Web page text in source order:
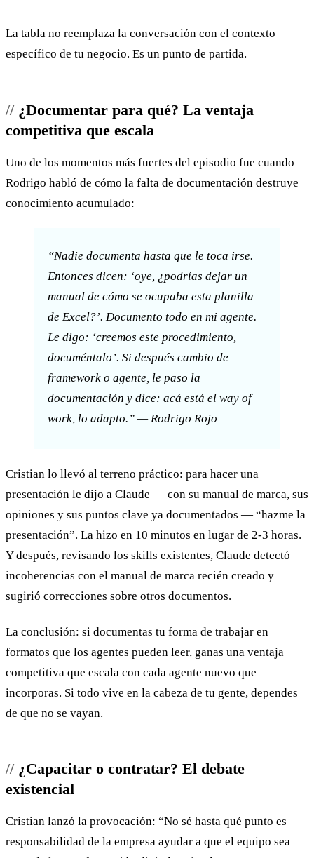
La tabla no reemplaza la conversación con el contexto
específico de tu negocio. Es un punto de partida.
¿Documentar para qué? La ventaja
competitiva que escala
Uno de los momentos más fuertes del episodio fue cuando
Rodrigo habló de cómo la falta de documentación destruye
conocimiento acumulado:
“Nadie documenta hasta que le toca irse.
Entonces dicen: ‘oye, ¿podrías dejar un
manual de cómo se ocupaba esta planilla
de Excel?’. Documento todo en mi agente.
Le digo: ‘creemos este procedimiento,
documéntalo’. Si después cambio de
framework o agente, le paso la
documentación y dice: acá está el way of
work, lo adapto.” — Rodrigo Rojo
Cristian lo llevó al terreno práctico: para hacer una
presentación le dijo a Claude — con su manual de marca, sus
opiniones y sus puntos clave ya documentados — “hazme la
presentación”. La hizo en 10 minutos en lugar de 2-3 horas.
Y después, revisando los skills existentes, Claude detectó
incoherencias con el manual de marca recién creado y
sugirió correcciones sobre otros documentos.
La conclusión: si documentas tu forma de trabajar en
formatos que los agentes pueden leer, ganas una ventaja
competitiva que escala con cada agente nuevo que
incorporas. Si todo vive en la cabeza de tu gente, dependes
de que no se vayan.
¿Capacitar o contratar? El debate
existencial
Cristian lanzó la provocación: “No sé hasta qué punto es
responsabilidad de la empresa ayudar a que el equipo sea